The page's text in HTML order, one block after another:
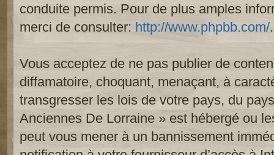
conduite permis. Pour de plus amples
merci de consulter: http://www.phpbb.com/.
Vous acceptez de ne pas publier de
diffamatoire, choquant, menaçant, à
transgresser les lois de votre pays, du
Anciennes De Lorraine » est hébergé ou
peut vous mener à un bannissement